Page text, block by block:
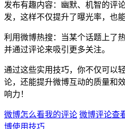
发布有趣内容：幽默、机智的评
发，这样不仅提升了曝光率，也
利用微博热搜：当某个话题上了
并通过评论来吸引更多关注。
通过这些实用技巧，你不仅可以
论，还能提升微博互动的质量和
响力！
微博怎么看我的评论 微博评论查
博使用技巧